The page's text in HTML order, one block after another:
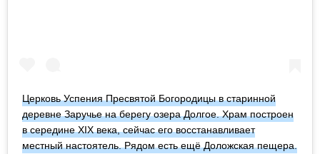
Церковь Успения Пресвятой Богородицы в старинной
деревне Заручье на берегу озера Долгое. Храм построен
в середине XIX века, сейчас его восстанавливает
местный настоятель. Рядом есть ещё Доложская пещера.